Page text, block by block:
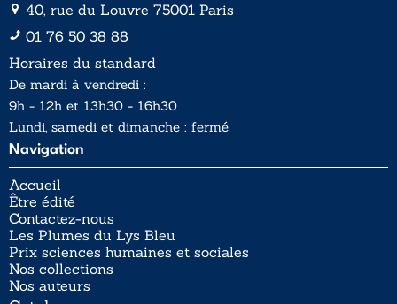
40, rue du Louvre 75001 Paris
01 76 50 38 88
Horaires du standard
De mardi à vendredi :
9h - 12h et 13h30 - 16h30
Lundi, samedi et dimanche : fermé
Navigation
Accueil
Être édité
Contactez-nous
Les Plumes du Lys Bleu
Prix sciences humaines et sociales
Nos collections
Nos auteurs